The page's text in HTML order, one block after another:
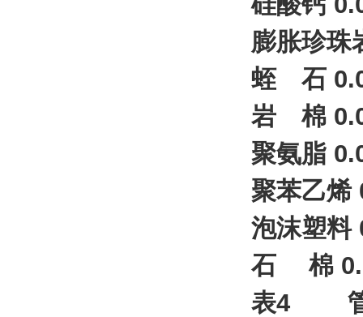
膨胀珍珠
蛭 石
岩 棉
聚氨脂
聚苯乙烯
泡沫塑料
石 棉
表4 管